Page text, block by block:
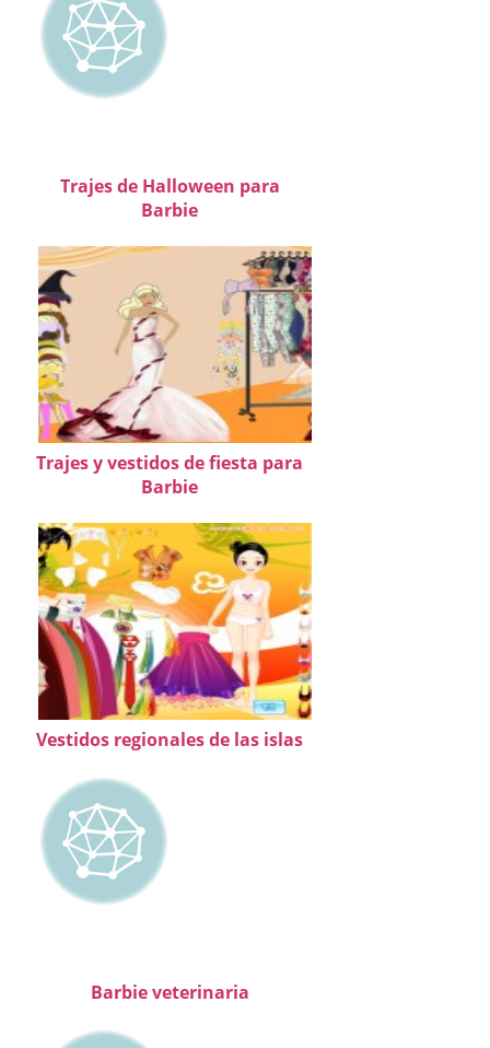
Trajes de Halloween para
Barbie
Trajes y vestidos de fiesta para
Barbie
Vestidos regionales de las islas
Barbie veterinaria